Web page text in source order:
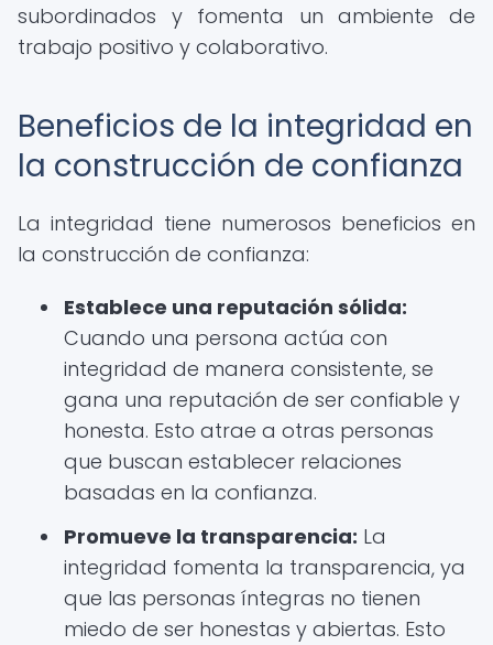
subordinados y fomenta un ambiente de
trabajo positivo y colaborativo.
Beneficios de la integridad en
la construcción de confianza
La integridad tiene numerosos beneficios en
la construcción de confianza:
Establece una reputación sólida:
Cuando una persona actúa con
integridad de manera consistente, se
gana una reputación de ser confiable y
honesta. Esto atrae a otras personas
que buscan establecer relaciones
basadas en la confianza.
Promueve la transparencia: La
integridad fomenta la transparencia, ya
que las personas íntegras no tienen
miedo de ser honestas y abiertas. Esto